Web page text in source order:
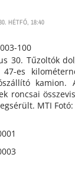
HÉTFŐ, 18:40
30. Tűzoltók
es
kamion.
roncsai
MTI